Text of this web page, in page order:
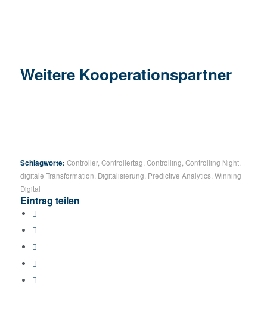
Weitere Kooperationspartner
Schlagworte: Controller, Controllertag Controlling Controlling Night,
digitale Transformation Digitalisierung Predictive Analytics, Winning
Digital
Eintrag teilen